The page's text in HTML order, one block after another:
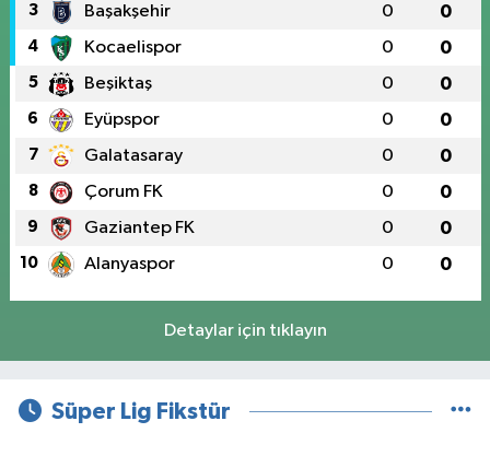
3 Başakşehir 0 0
4 Kocaelispor 0 0
5 Beşiktaş 0 0
6 Eyüpspor 0 0
7 Galatasaray 0 0
8 Çorum FK 0 0
9 Gaziantep FK 0 0
10 Alanyaspor 0 0
Detaylar için tıklayın
Süper Lig Fikstür